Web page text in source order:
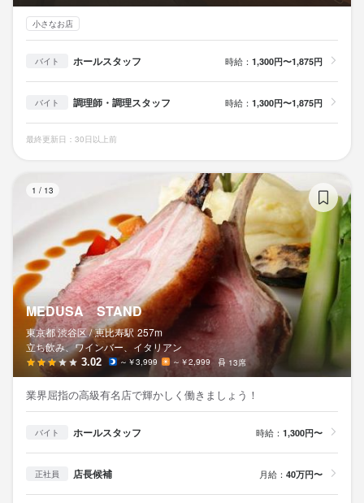
小さなお店
バイト ホールスタッフ 時給： 1,300円〜1,875円
バイト 調理師・調理スタッフ 時給： 1,300円〜1,875円
最終更新日：30日以上前
1 / 13
MEDUSA STAND
東京都 渋谷区 / 恵比寿駅 257m
立ち飲み、ワインバー、イタリアン
3.02 ～￥3,999 ～￥2,999 13席
業界屈指の高級有名店で輝かしく働きましょう！
バイト ホールスタッフ 時給： 1,300円〜
正社員 店長候補 月給： 40万円〜